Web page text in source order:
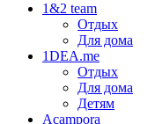
1&2 team
Отдых
Для дома
1DEA.me
Отдых
Для дома
Детям
Acampora